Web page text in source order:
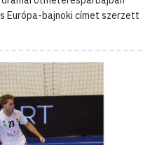
Európa-bajnoki címet szerzett